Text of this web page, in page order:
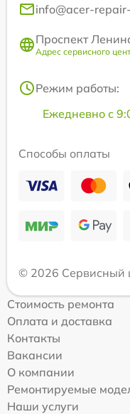
info@acer-
Проспект
Адрес сервисного
Режим работы:
Ежедневно с
Способы оплаты
© 2026 Сервисный
Стоимость ремонта
Оплата и доставка
Контакты
Вакансии
О компании
Ремонтируемые
Наши услуги